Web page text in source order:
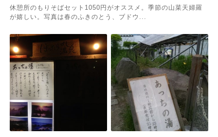
休憩所のもりそばセット1050円がオススメ。季節の山菜天婦羅
が嬉しい。写真は春のふきのとう、ブドウ...